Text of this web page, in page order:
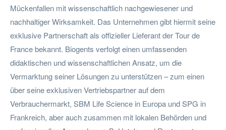
Mückenfallen mit wissenschaftlich nachgewiesener und
nachhaltiger Wirksamkeit. Das Unternehmen gibt hiermit seine
exklusive Partnerschaft als offizieller Lieferant der Tour de
France bekannt. Biogents verfolgt einen umfassenden
didaktischen und wissenschaftlichen Ansatz, um die
Vermarktung seiner Lösungen zu unterstützen – zum einen
über seine exklusiven Vertriebspartner auf dem
Verbrauchermarkt, SBM Life Science in Europa und SPG in
Frankreich, aber auch zusammen mit lokalen Behörden und